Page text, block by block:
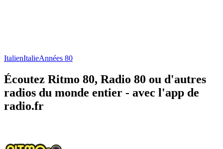
ItalienItalieAnnées 80
Écoutez Ritmo 80, Radio 80 ou d'autres
radios du monde entier - avec l'app de
radio.fr